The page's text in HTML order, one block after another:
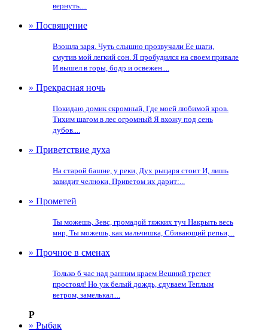
вернуть....
» Посвящение
Взошла заря. Чуть слышно прозвучали Ее шаги,
смутив мой легкий сон. Я пробудился на своем привале
И вышел в горы, бодр и освежен....
» Прекрасная ночь
Покидаю домик скромный, Где моей любимой кров.
Тихим шагом в лес огромный Я вхожу под сень
дубов....
» Приветствие духа
На старой башне, у реки, Дух рыцаря стоит И, лишь
завидит челноки, Приветом их дарит:...
» Прометей
Ты можешь, Зевс, громадой тяжких туч Накрыть весь
мир, Ты можешь, как мальчишка, Сбивающий репьи,...
» Прочное в сменах
Только б час над ранним краем Вешний трепет
простоял! Но уж белый дождь, сдуваем Теплым
ветром, замелькал....
Р
» Рыбак